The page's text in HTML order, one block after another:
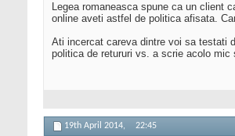
Legea romaneasca spune ca un client
online aveti astfel de politica afisata.
Ati incercat careva dintre voi sa testati
politica de retururi vs. a scrie acolo mic
19th April 2014, 22:45